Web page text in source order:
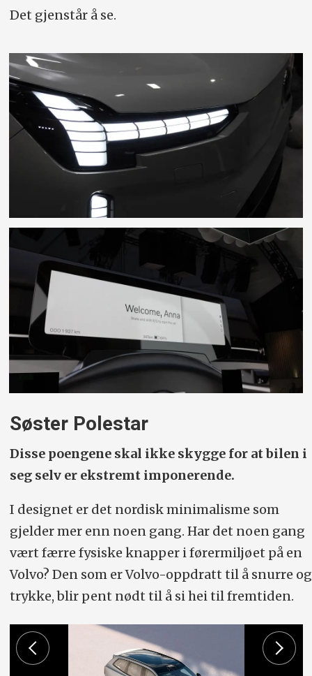
Det gjenstår å se.
Søster Polestar
Disse poengene skal ikke skygge for at bilen i
seg selv er ekstremt imponerende.
I designet er det nordisk minimalisme som
gjelder mer enn noen gang. Har det noen gang
vært færre fysiske knapper i førermiljøet på en
Volvo? Den som er Volvo-oppdratt til å snurre og
trykke, blir pent nødt til å si hei til fremtiden.